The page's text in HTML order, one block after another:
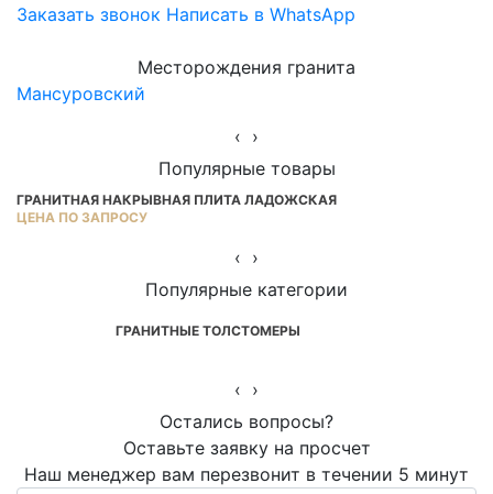
Заказать звонок Написать в WhatsApp
Месторождения гранита
Мансуровский
‹ ›
Популярные товары
ГРАНИТНАЯ НАКРЫВНАЯ ПЛИТА ЛАДОЖСКАЯ
ЦЕНА ПО ЗАПРОСУ
‹ ›
Популярные категории
ГРАНИТНЫЕ ТОЛСТОМЕРЫ
‹ ›
Остались вопросы?
Оставьте заявку на просчет
Наш менеджер вам перезвонит в течении 5 минут